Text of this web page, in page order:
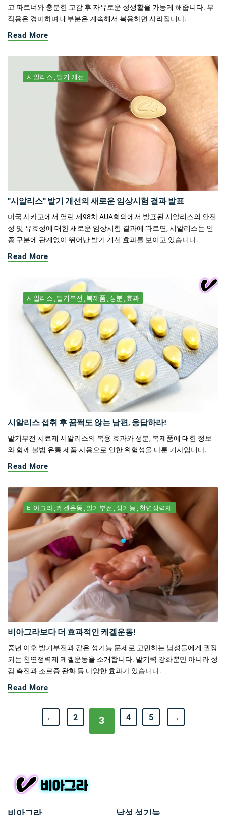
고 파트너와 충분한 교감 후 자유로운 성생활을 가능케 해줍니다. 부
작용은 경미하며 대부분은 계속해서 복용하면 사라집니다.
Read More
시알리스 발기 개선
"시알리스" 발기 개선의 새로운 임상시험 결과 발표
미국 시카고에서 열린 제98차 AUA회의에서 발표된 시알리스의 안전
성 및 유효성에 대한 새로운 임상시험 결과에 따르면, 시알리스는 인
종 구분에 관계없이 뛰어난 발기 개선 효과를 보이고 있습니다.
Read More
시알리스 발기부전 복제품 성분 효과
시알리스 섭취 후 꿈쩍도 않는 남편, 응답하라!
발기부전 치료제 시알리스의 복용 효과와 성분, 복제품에 대한 정보
와 함께 불법 유통 제품 사용으로 인한 위험성을 다룬 기사입니다.
Read More
비아그라 케겔운동 발기부전 성기능 천연정력제
비아그라보다 더 효과적인 케겔운동!
중년 이후 발기부전과 같은 성기능 문제로 고민하는 남성들에게 권장
되는 천연정력제 케겔운동을 소개합니다. 발기력 강화뿐만 아니라 성
감 촉진과 조르증 완화 등 다양한 효과가 있습니다.
Read More
← 2 3 4 5 →
비아그라 남성 성기능